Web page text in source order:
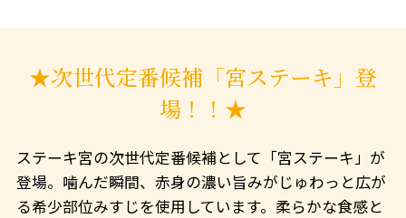
★次世代定番候補「宮ステーキ」登
場！！★
ステーキ宮の次世代定番候補として「宮ステーキ」が
登場。噛んだ瞬間、赤身の濃い旨みがじゅわっと広が
る希少部位みすじを使用しています。柔らかな食感と